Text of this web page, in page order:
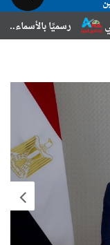
حركة الترقيات